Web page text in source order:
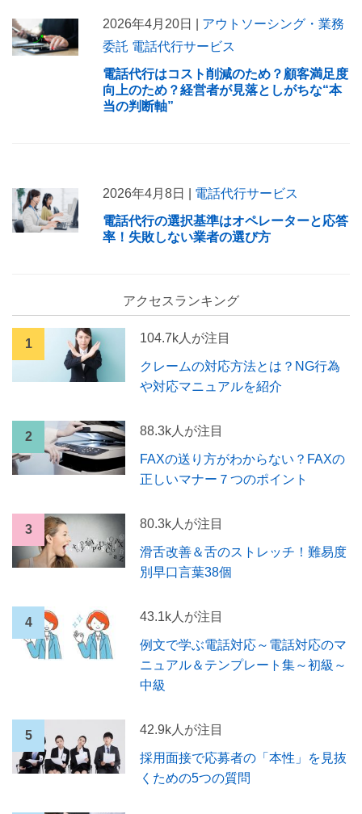
2026年4月20日 | アウトソーシング・業務
委託 電話代行サービス
電話代行はコスト削減のため？顧客満足度
向上のため？経営者が見落としがちな“本
当の判断軸”
2026年4月8日 | 電話代行サービス
電話代行の選択基準はオペレーターと応答
率！失敗しない業者の選び方
アクセスランキング
104.7k人が注目
クレームの対応方法とは？NG行為
や対応マニュアルを紹介
88.3k人が注目
FAXの送り方がわからない？FAXの
正しいマナー７つのポイント
80.3k人が注目
滑舌改善＆舌のストレッチ！難易度
別早口言葉38個
43.1k人が注目
例文で学ぶ電話対応～電話対応のマ
ニュアル＆テンプレート集～初級～
中級
42.9k人が注目
採用面接で応募者の「本性」を見抜
くための5つの質問